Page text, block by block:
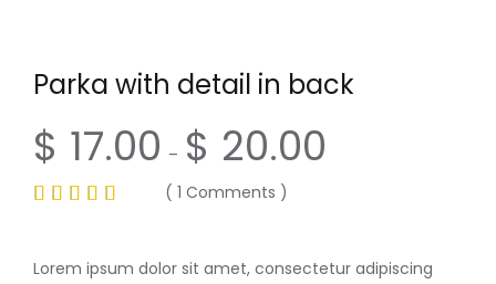
Parka with detail in back
$ 17.00 – $ 20.00
(1 Comments )
Lorem ipsum dolor sit amet, consectetur adipiscing